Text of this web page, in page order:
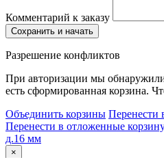
Комментарий к заказу
Сохранить и начать
Разрешение конфликтов
При авторизации мы
есть сформированная корзина.
Объединить корзины Перенести
Перенести в отложенные
д.16 мм
×